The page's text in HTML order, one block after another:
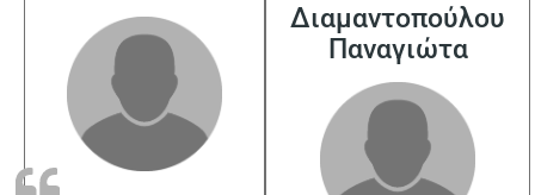
Διαμαντοπούλου
Παναγιώτα